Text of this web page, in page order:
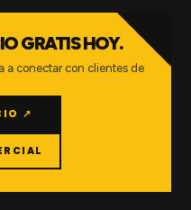
GRATIS HOY.
a conectar con clientes de
↗